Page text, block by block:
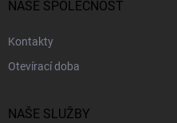
NAŠE SPOLEČNOST
Kontakty
Otevírací doba
NAŠE SLUŽBY